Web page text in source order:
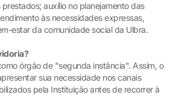
auxílio no planejamento das
às necessidades expressas,
estar da comunidade social da Ulbra.
órgão de "segunda instância". Assim, o
sua necessidade nos canais
pela Instituição antes de recorrer à